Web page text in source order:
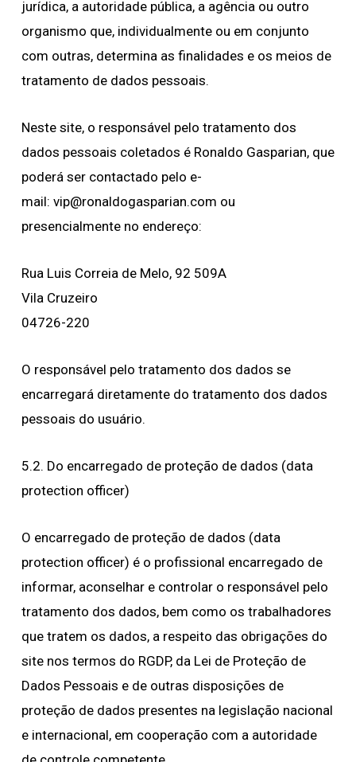
jurídica, a autoridade pública, a agência ou outro
organismo que, individualmente ou em conjunto
com outras, determina as finalidades e os meios de
tratamento de dados pessoais.
Neste site, o responsável pelo tratamento dos
dados pessoais coletados é Ronaldo Gasparian, que
poderá ser contactado pelo e-
mail: vip@ronaldogasparian.com ou
presencialmente no endereço:
Rua Luis Correia de Melo, 92 509A
Vila Cruzeiro
04726-220
O responsável pelo tratamento dos dados se
encarregará diretamente do tratamento dos dados
pessoais do usuário.
5.2. Do encarregado de proteção de dados (data
protection officer)
O encarregado de proteção de dados (data
protection officer) é o profissional encarregado de
informar, aconselhar e controlar o responsável pelo
tratamento dos dados, bem como os trabalhadores
que tratem os dados, a respeito das obrigações do
site nos termos do RGDP, da Lei de Proteção de
Dados Pessoais e de outras disposições de
proteção de dados presentes na legislação nacional
e internacional, em cooperação com a autoridade